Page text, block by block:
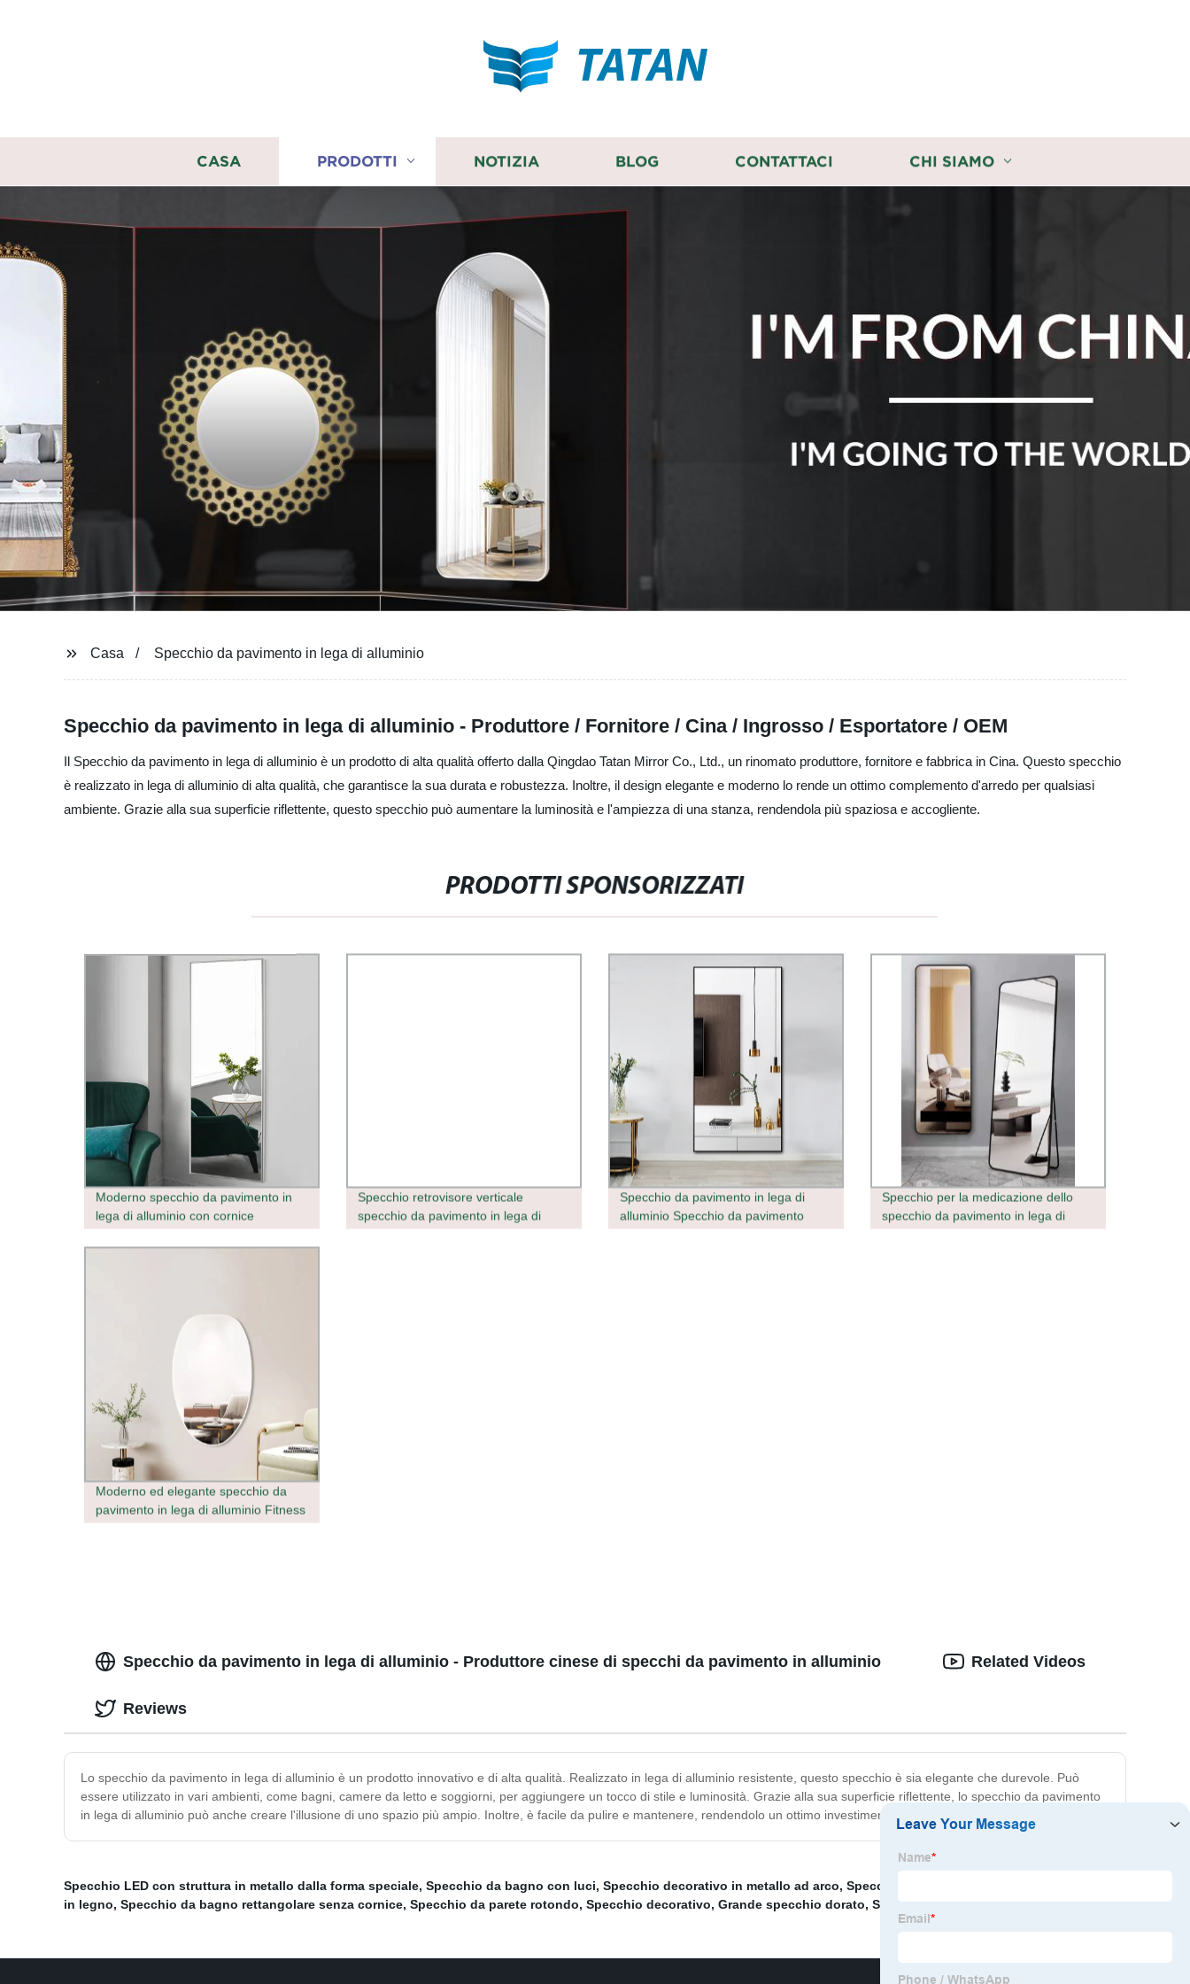
TATAN
CASA PRODOTTI NOTIZIA BLOG CONTATTACI CHI SIAMO
Casa Specchio da pavimento in lega di alluminio
Specchio da pavimento in lega di alluminio - Produttore / Fornitore / Cina / Ingrosso / Esportatore / OEM
Il Specchio da pavimento in lega di alluminio è un prodotto di alta qualità offerto dalla Qingdao Tatan Mirror Co., Ltd., un rinomato produttore, fornitore e fabbrica in Cina. Questo specchio
è realizzato in lega di alluminio di alta qualità, che garantisce la sua durata e robustezza. Inoltre, il design elegante e moderno lo rende un ottimo complemento d'arredo per qualsiasi
ambiente. Grazie alla sua superficie riflettente, questo specchio può aumentare la luminosità e l'ampiezza di una stanza, rendendola più spaziosa e accogliente.
PRODOTTI SPONSORIZZATI
Moderno specchio da pavimento in
lega di alluminio con cornice
Specchio retrovisore verticale
specchio da pavimento in lega di
Specchio da pavimento in lega di
alluminio Specchio da pavimento
Specchio per la medicazione dello
specchio da pavimento in lega di
Moderno ed elegante specchio da
pavimento in lega di alluminio Fitness
Specchio da pavimento in lega di alluminio - Produttore cinese di specchi da pavimento in alluminio
Lo specchio da pavimento in lega di alluminio è un prodotto innovativo e di alta qualità. Realizzato in lega di alluminio resistente, questo specchio è sia elegante che durevole. Può
essere utilizzato in vari ambienti, come bagni, camere da letto e soggiorni, per aggiungere un tocco di stile e luminosità. Grazie alla sua superficie riflettente, lo specchio da pavimento
in lega di alluminio può anche creare l'illusione di uno spazio più ampio. Inoltre, è facile da pulire e mantenere, rendendolo un ottimo investimento per la tua casa.
Related Videos
Reviews
Specchio LED con struttura in metallo dalla forma speciale, Specchio da bagno con luci, Specchio decorativo in metallo ad arco, Specchio magico
in legno, Specchio da bagno rettangolare senza cornice, Specchio da parete rotondo, Specchio decorativo, Grande specchio dorato, Specchio per il trucco